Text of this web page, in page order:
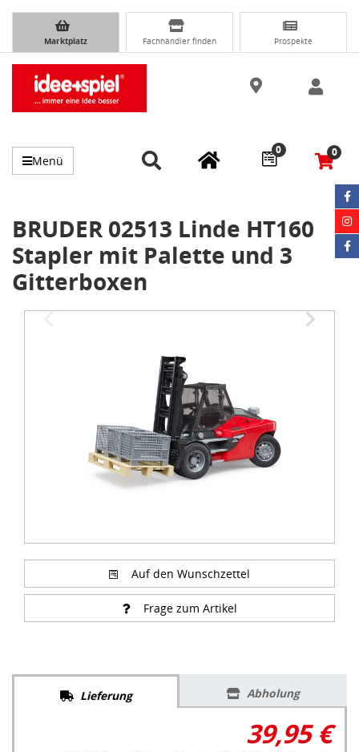
Marktplatz Fachhändler finden Prospekte
Menü
0 0
BRUDER 02513 Linde HT160
Stapler mit Palette und 3
Gitterboxen
Auf den Wunschzettel
Frage zum Artikel
Lieferung Abholung
39,95 €